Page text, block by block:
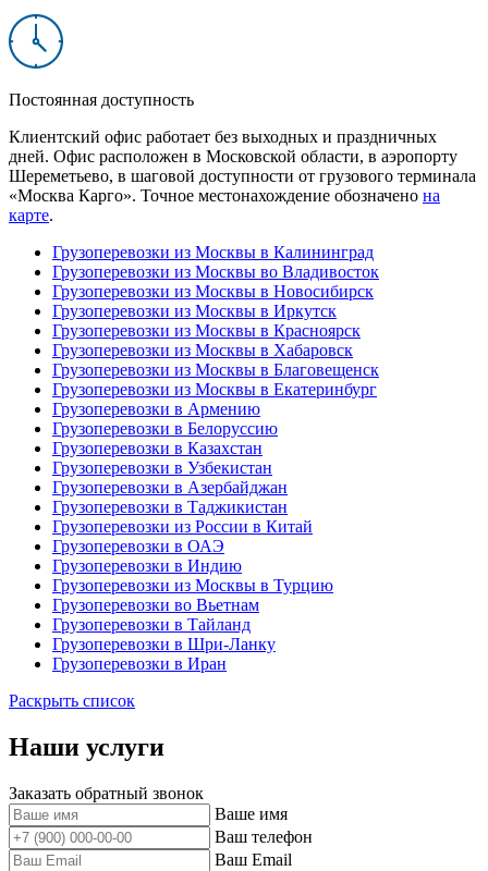
Постоянная доступность
Клиентский офис работает без выходных и праздничных
дней. Офис расположен в Московской области, в аэропорту
Шереметьево, в шаговой доступности от грузового терминала
«Москва Карго». Точное местонахождение обозначено на
карте.
Грузоперевозки из Москвы в Калининград
Грузоперевозки из Москвы во Владивосток
Грузоперевозки из Москвы в Новосибирск
Грузоперевозки из Москвы в Иркутск
Грузоперевозки из Москвы в Красноярск
Грузоперевозки из Москвы в Хабаровск
Грузоперевозки из Москвы в Благовещенск
Грузоперевозки из Москвы в Екатеринбург
Грузоперевозки в Армению
Грузоперевозки в Белоруссию
Грузоперевозки в Казахстан
Грузоперевозки в Узбекистан
Грузоперевозки в Азербайджан
Грузоперевозки в Таджикистан
Грузоперевозки из России в Китай
Грузоперевозки в ОАЭ
Грузоперевозки в Индию
Грузоперевозки из Москвы в Турцию
Грузоперевозки во Вьетнам
Грузоперевозки в Тайланд
Грузоперевозки в Шри-Ланку
Грузоперевозки в Иран
Раскрыть список
Наши услуги
Заказать обратный звонок
Ваше имя
Ваш телефон
Ваш Email